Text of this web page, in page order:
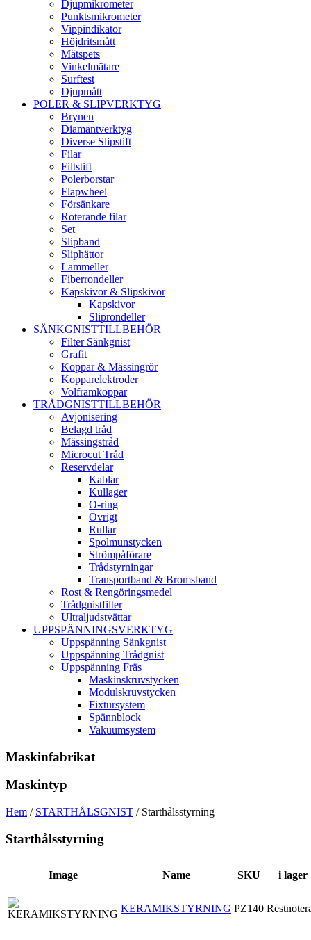
Djupmikrometer
Punktsmikrometer
Vippindikator
Höjdritsmått
Mätspets
Vinkelmätare
Surftest
Djupmått
POLER & SLIPVERKTYG
Brynen
Diamantverktyg
Diverse Slipstift
Filar
Filtstift
Polerborstar
Flapwheel
Försänkare
Roterande filar
Set
Slipband
Sliphättor
Lammeller
Fiberrondeller
Kapskivor & Slipskivor
Kapskivor
Sliprondeller
SÄNKGNISTTILLBEHÖR
Filter Sänkgnist
Grafit
Koppar & Mässingrör
Kopparelektroder
Volframkoppar
TRÅDGNISTTILLBEHÖR
Avjonisering
Belagd tråd
Mässingstråd
Microcut Tråd
Reservdelar
Kablar
Kullager
O-ring
Övrigt
Rullar
Spolmunstycken
Strömpåförare
Trådstyrningar
Transportband & Bromsband
Rost & Rengöringsmedel
Trådgnistfilter
Ultraljudstvättar
UPPSPÄNNINGSVERKTYG
Uppspänning Sänkgnist
Uppspänning Trådgnist
Uppspänning Fräs
Maskinskruvstycken
Modulskruvstycken
Fixtursystem
Spännblock
Vakuumsystem
Maskinfabrikat
Maskintyp
Hem / STARTHÅLSGNIST / Starthålsstyrning
Starthålsstyrning
Image Name SKU i lager
KERAMIKSTYRNING PZ140